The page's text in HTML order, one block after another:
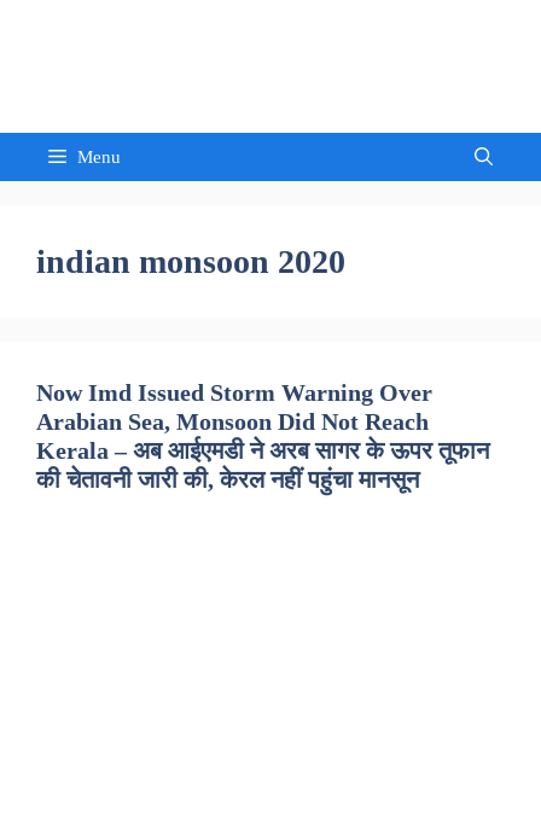
Menu
indian monsoon 2020
Now Imd Issued Storm Warning Over
Arabian Sea, Monsoon Did Not Reach
Kerala – अब आईएमडी ने अरब सागर के ऊपर तूफान
की चेतावनी जारी की, केरल नहीं पहुंचा मानसून